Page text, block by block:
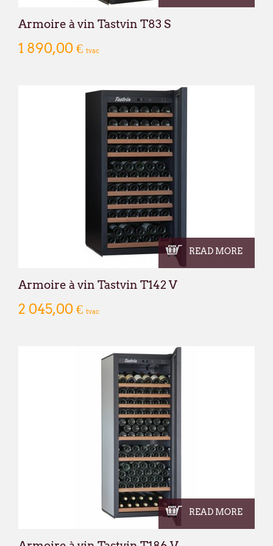
Armoire à vin Tastvin T83 S
1 890,00 € tvac
READ MORE
Armoire à vin Tastvin T142 V
2 045,00 € tvac
READ MORE
1620 Drogenbos
Nous vous souhaitons un excellent été !